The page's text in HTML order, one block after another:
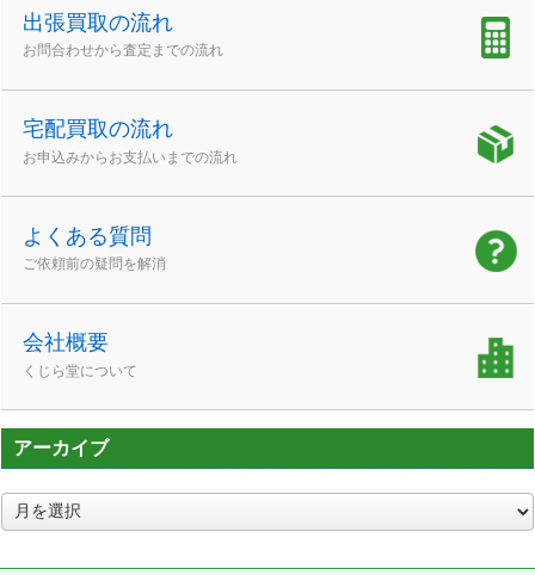
出張買取の流れ
お問合わせから査定までの流れ
宅配買取の流れ
お申込みからお支払いまでの流れ
よくある質問
ご依頼前の疑問を解消
会社概要
くじら堂について
アーカイブ
ア
ー